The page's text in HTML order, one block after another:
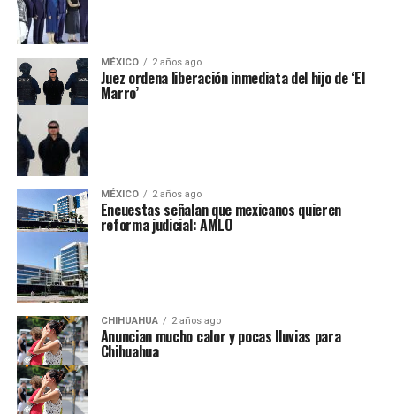
MÉXICO 2 años ago
Juez ordena liberación inmediata del hijo de ‘El
Marro’
MÉXICO 2 años ago
Encuestas señalan que mexicanos quieren
reforma judicial: AMLO
CHIHUAHUA 2 años ago
Anuncian mucho calor y pocas lluvias para
Chihuahua